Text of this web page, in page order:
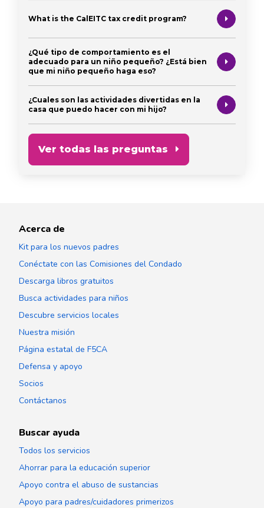
What is the CalEITC tax credit program?
¿Qué tipo de comportamiento es el
adecuado para un niño pequeño? ¿Está bien
que mi niño pequeño haga eso?
¿Cuales son las actividades divertidas en la
casa que puedo hacer con mi hijo?
Ver todas las preguntas
Acerca de
Kit para los nuevos padres
Conéctate con las Comisiones del Condado
Descarga libros gratuitos
Busca actividades para niños
Descubre servicios locales
Nuestra misión
Página estatal de F5CA
Defensa y apoyo
Socios
Contáctanos
Buscar ayuda
Todos los servicios
Ahorrar para la educación superior
Apoyo contra el abuso de sustancias
Apoyo para padres/cuidadores primerizos